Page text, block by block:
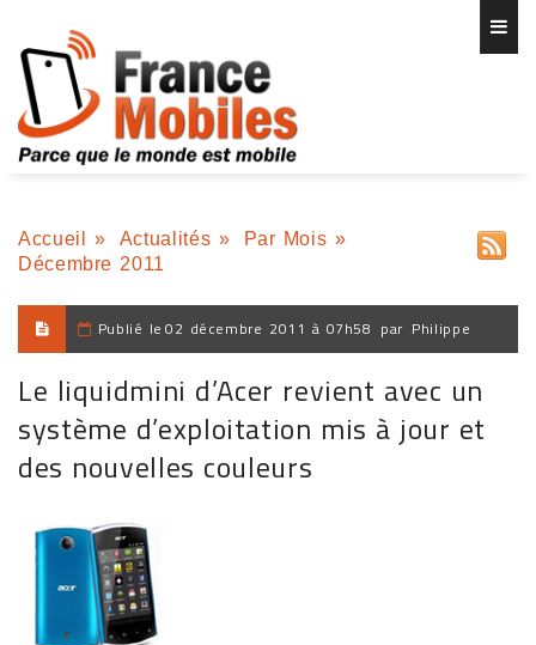
Accueil » Actualités » Par Mois »
Décembre 2011
Publié le 02 décembre 2011 à 07h58 par Philippe
Le liquidmini d’Acer revient avec un
système d’exploitation mis à jour et
des nouvelles couleurs